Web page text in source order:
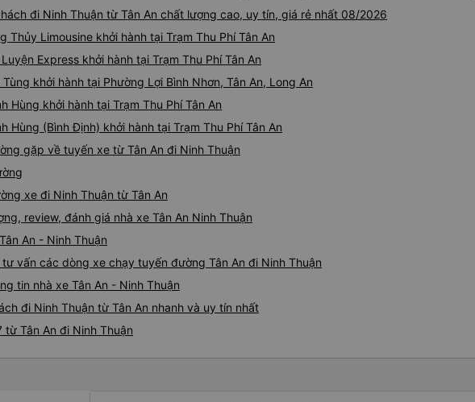
nghỉ đêm nào cho đến
đi Ninh Thuận từ Tân An chất lượng cao, uy tín, giá rẻ nhất 08/2026
Thủy Limousine khởi hành tại Trạm Thu Phí Tân An
Express khởi hành tại Trạm Thu Phí Tân An
khởi hành tại Phường Lợi Bình Nhơn, Tân An, Long An
Hùng khởi hành tại Trạm Thu Phí Tân An
Hùng (Bình Định) khởi hành tại Trạm Thu Phí Tân An
gặp về tuyến xe từ Tân An đi Ninh Thuận
xe đi Ninh Thuận từ Tân An
review, đánh giá nhà xe Tân An Ninh Thuận
An - Ninh Thuận
tư vấn các dòng xe chạy tuyến đường Tân An đi Ninh Thuận
tin nhà xe Tân An - Ninh Thuận
đi Ninh Thuận từ Tân An nhanh và uy tín nhất
Tân An đi Ninh Thuận